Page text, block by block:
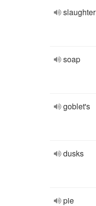
slaughter
soap
goblet's
dusks
pie